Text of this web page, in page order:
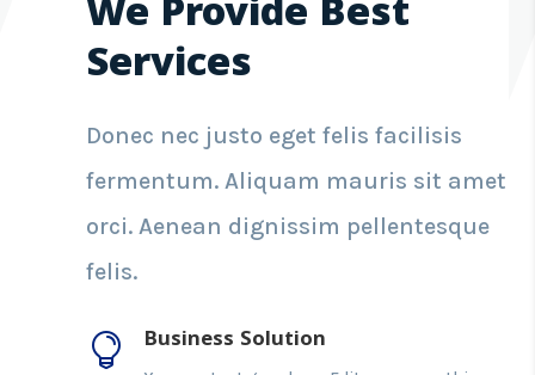
We Provide Best
Services
Donec nec justo eget felis facilisis
fermentum. Aliquam mauris sit amet
orci. Aenean dignissim pellentesque
felis.
 Business Solution